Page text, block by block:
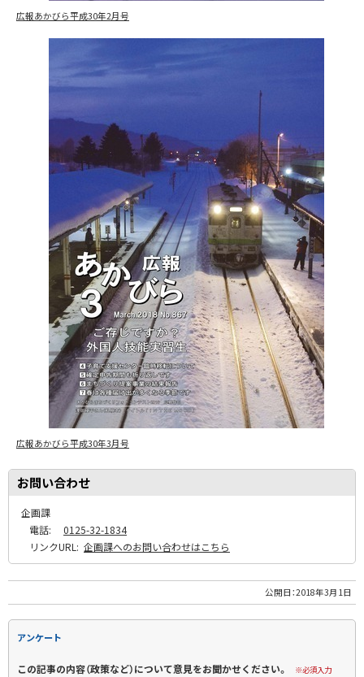
広報あかびら平成30年2月号
広報あかびら平成30年3月号
お問い合わせ
企画課
電話:
0125-32-1834
リンクURL: 企画課へのお問い合わせはこちら
公開日：2018年3月1日
アンケート
この記事の内容（政策など）について意見をお聞かせください。 ※必須入力